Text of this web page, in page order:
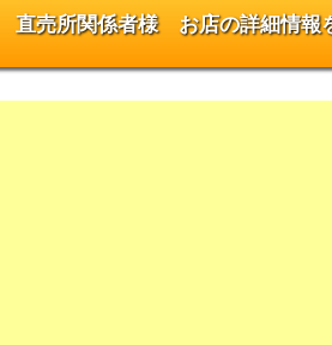
直売所関係者様 お店の詳細情